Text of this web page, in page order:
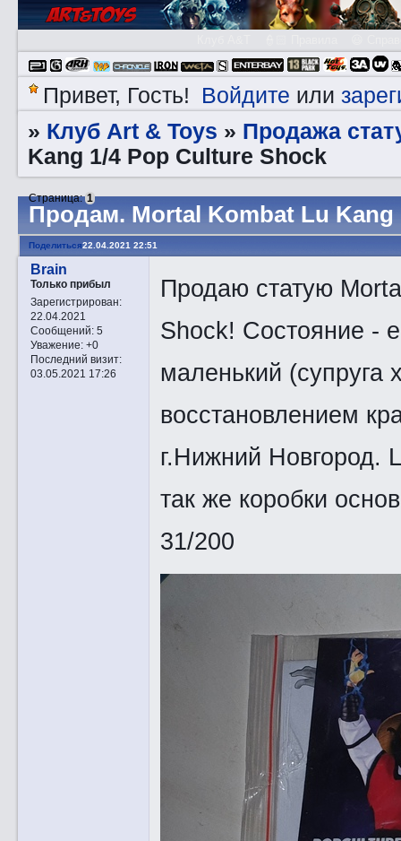
Привет, Гость! Войдите или
» Клуб Art & Toys » Продажа
Kang 1/4 Pop Culture Shock
Прoдам. Mortal Kombat Lu Kang
Страница:1
Поделиться22.04.2021 22:51
Brain
Только прибыл
Зарегистрирован:
22.04.2021
Сообщений:5
Уважение: +0
Последний визит:
03.05.2021 17:26
Продаю статую
Shock! Состояние -
маленький (супруга
восстановлением
г.Нижний Новгород.
так же коробки
31/200